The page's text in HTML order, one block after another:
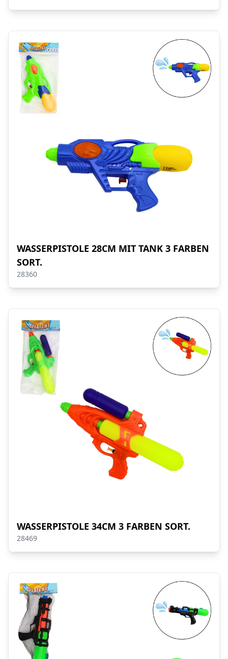
WASSERPISTOLE 28CM MIT TANK 3 FARBEN
SORT.
28360
WASSERPISTOLE 34CM 3 FARBEN SORT.
28469